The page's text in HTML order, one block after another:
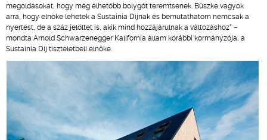
megoldásokat, hogy még élhetőbb bolygót teremtsenek. Büszke vagyok
arra, hogy elnöke lehetek a Sustainia Díjnak és bemutathatom nemcsak a
nyertest, de a száz jelöltet is, akik mind hozzájárulnak a változáshoz” –
mondta Arnold Schwarzenegger Kalifornia állam korábbi kormányzója, a
Sustainia Díj tiszteletbeli elnöke.